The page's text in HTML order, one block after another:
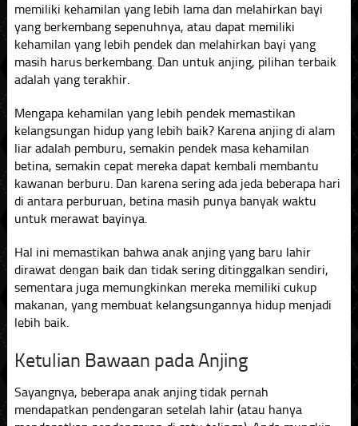
memiliki kehamilan yang lebih lama dan melahirkan bayi
yang berkembang sepenuhnya, atau dapat memiliki
kehamilan yang lebih pendek dan melahirkan bayi yang
masih harus berkembang. Dan untuk anjing, pilihan terbaik
adalah yang terakhir.
Mengapa kehamilan yang lebih pendek memastikan
kelangsungan hidup yang lebih baik? Karena anjing di alam
liar adalah pemburu, semakin pendek masa kehamilan
betina, semakin cepat mereka dapat kembali membantu
kawanan berburu. Dan karena sering ada jeda beberapa hari
di antara perburuan, betina masih punya banyak waktu
untuk merawat bayinya.
Hal ini memastikan bahwa anak anjing yang baru lahir
dirawat dengan baik dan tidak sering ditinggalkan sendiri,
sementara juga memungkinkan mereka memiliki cukup
makanan, yang membuat kelangsungannya hidup menjadi
lebih baik.
Ketulian Bawaan pada Anjing
Sayangnya, beberapa anak anjing tidak pernah
mendapatkan pendengaran setelah lahir (atau hanya